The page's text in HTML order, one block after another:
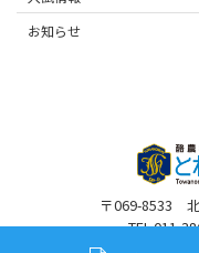
お知らせ
〒069-8533
TEL 011-